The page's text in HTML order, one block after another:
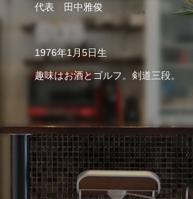
代表 田中雅俊
1976年1月5日生
趣味はお酒とゴルフ。剣道三段。